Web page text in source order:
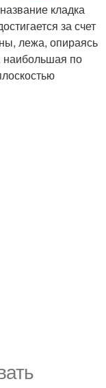
кладка
за счет
лежа, опираясь
наибольшая по